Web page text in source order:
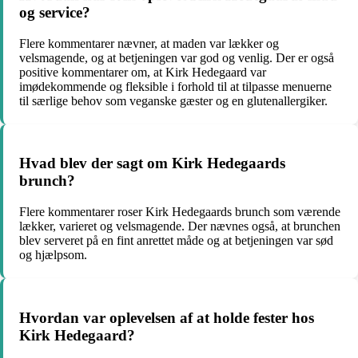
og service?
Flere kommentarer nævner, at maden var lækker og
velsmagende, og at betjeningen var god og venlig. Der er også
positive kommentarer om, at Kirk Hedegaard var
imødekommende og fleksible i forhold til at tilpasse menuerne
til særlige behov som veganske gæster og en glutenallergiker.
Hvad blev der sagt om Kirk Hedegaards
brunch?
Flere kommentarer roser Kirk Hedegaards brunch som værende
lækker, varieret og velsmagende. Der nævnes også, at brunchen
blev serveret på en fint anrettet måde og at betjeningen var sød
og hjælpsom.
Hvordan var oplevelsen af at holde fester hos
Kirk Hedegaard?